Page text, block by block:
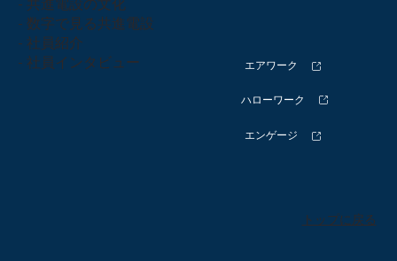
エアワーク
エンゲージ
ハローワーク
- 共進電設の文化
- 数字で見る共進電設
- 社員紹介
- 社員インタビュー
トップに戻る